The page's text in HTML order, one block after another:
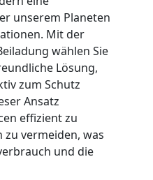
unserem Planeten
Mit der
wählen Sie
Lösung,
zum Schutz
Ansatz
effizient zu
vermeiden, was
und die